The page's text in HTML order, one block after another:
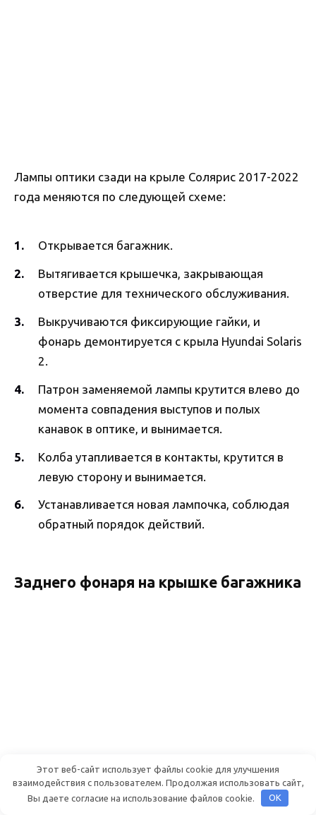
Лампы оптики сзади на крыле Солярис 2017-2022
года меняются по следующей схеме:
Открывается багажник.
Вытягивается крышечка, закрывающая
отверстие для технического обслуживания.
Выкручиваются фиксирующие гайки, и
фонарь демонтируется с крыла Hyundai Solaris
2.
Патрон заменяемой лампы крутится влево до
момента совпадения выступов и полых
канавок в оптике, и вынимается.
Колба утапливается в контакты, крутится в
левую сторону и вынимается.
Устанавливается новая лампочка, соблюдая
обратный порядок действий.
Заднего фонаря на крышке багажника
Этот веб-сайт использует файлы cookie для улучшения
взаимодействия с пользователем. Продолжая использовать сайт,
Вы даете согласие на использование файлов cookie.
OK